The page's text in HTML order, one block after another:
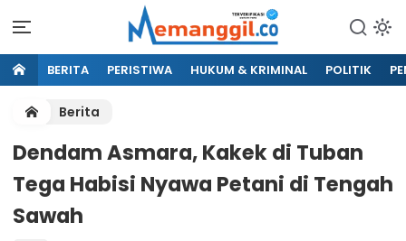
BERITA PERISTIWA HUKUM & KRIMINAL POLITIK
Berita
Dendam Asmara, Kakek di Tuban
Tega Habisi Nyawa Petani di Tengah
Sawah